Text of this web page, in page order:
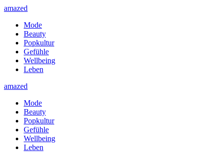
amazed
Mode
Beauty
Popkultur
Gefühle
Wellbeing
Leben
amazed
Mode
Beauty
Popkultur
Gefühle
Wellbeing
Leben